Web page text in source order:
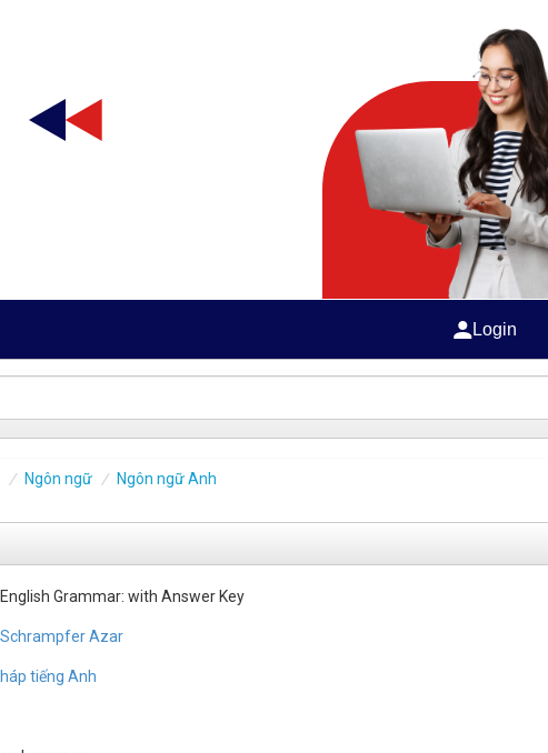
Login
Ngôn ngữ Ngôn ngữ Anh
Grammar: with Answer Key
Azar
tiếng Anh